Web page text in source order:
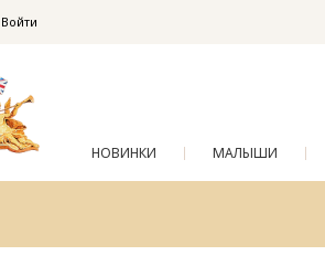
Войти
НОВИНКИ МАЛЫШИ